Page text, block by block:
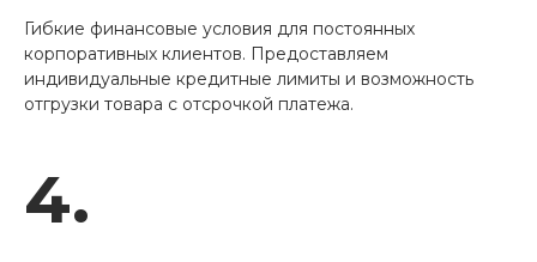
Гибкие финансовые условия для постоянных
корпоративных клиентов. Предоставляем
индивидуальные кредитные лимиты и возможность
отгрузки товара с отсрочкой платежа.
4.